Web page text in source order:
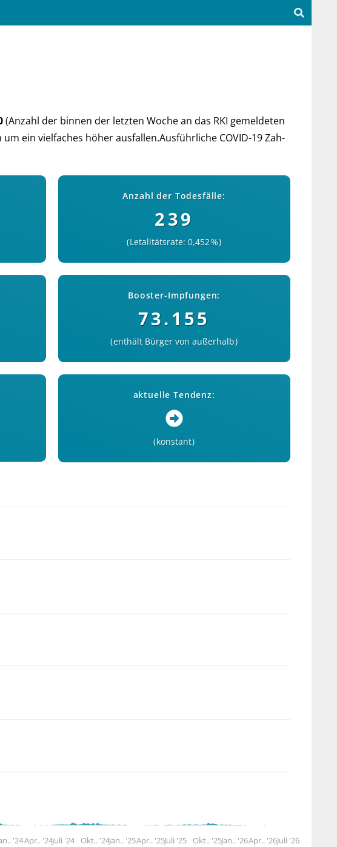
(An­zahl der bin­nen der letz­ten Woche an das RKI ge­mel­deten
ein viel­faches höher aus­fal­len.Aus­führ­liche COVID-19 Zah­
Anzahl der Todesfälle:
239
Letalitätsrate: 0,452 %
Booster-Impfungen:
73.155
enthält Bürger von außerhalb
aktuelle Tendenz:
konstant
'24Apr.. '24Juli '24 Okt.. '24Jan.. '25Apr.. '25Juli '25 Okt.. '25Jan.. '26Apr.. '26Juli '26